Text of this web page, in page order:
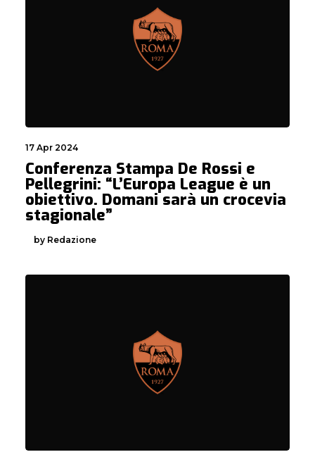
17 Apr 2024
Conferenza Stampa De Rossi e
Pellegrini: “L’Europa League è un
obiettivo. Domani sarà un crocevia
stagionale”
by Redazione